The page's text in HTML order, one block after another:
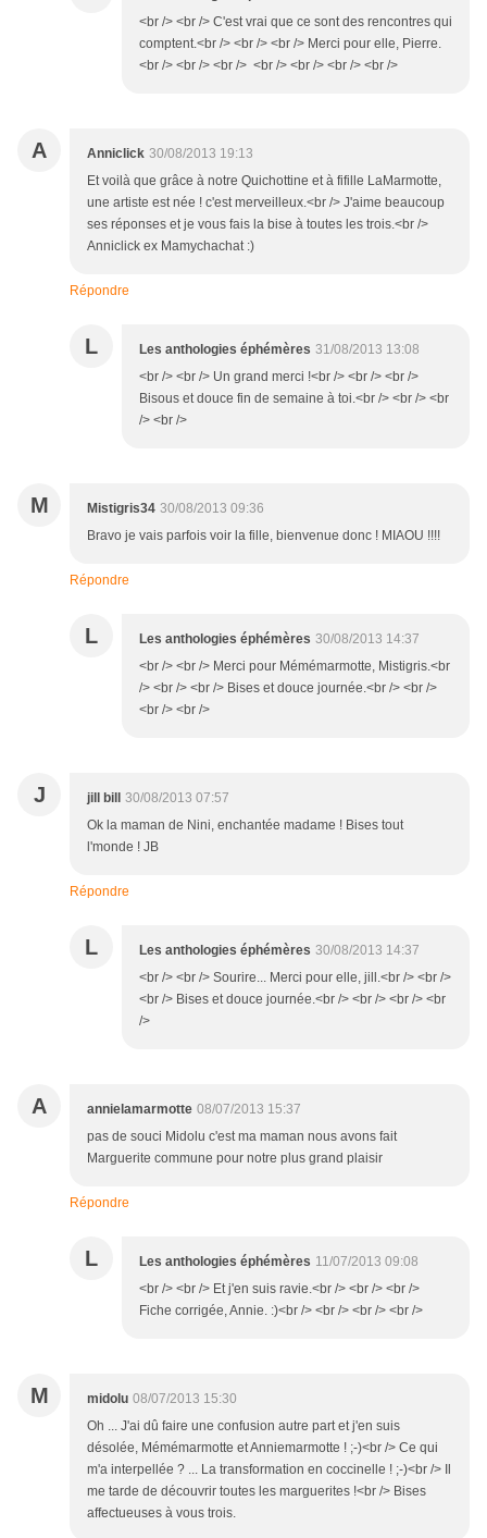
<br /> <br /> C'est vrai que ce sont des rencontres qui
comptent.<br /> <br /> <br /> Merci pour elle, Pierre.
<br /> <br /> <br /> <br /> <br /> <br /> <br />
A Anniclick 30/08/2013 19:13
Et voilà que grâce à notre Quichottine et à fifille LaMarmotte,
une artiste est née ! c'est merveilleux.<br /> J'aime beaucoup
ses réponses et je vous fais la bise à toutes les trois.<br />
Anniclick ex Mamychachat :)
Répondre
L Les anthologies éphémères 31/08/2013 13:08
<br /> <br /> Un grand merci !<br /> <br /> <br />
Bisous et douce fin de semaine à toi.<br /> <br /> <br
/> <br />
M Mistigris34 30/08/2013 09:36
Bravo je vais parfois voir la fille, bienvenue donc ! MIAOU !!!!
Répondre
L Les anthologies éphémères 30/08/2013 14:37
<br /> <br /> Merci pour Mémémarmotte, Mistigris.<br
/> <br /> <br /> Bises et douce journée.<br /> <br />
<br /> <br />
J jill bill
30/08/2013 07:57
Ok la maman de Nini, enchantée madame ! Bises tout
l'monde ! JB
Répondre
L Les anthologies éphémères 30/08/2013 14:37
<br /> <br /> Sourire... Merci pour elle, jill.<br /> <br />
<br /> Bises et douce journée.<br /> <br /> <br /> <br
/>
A annielamarmotte 08/07/2013 15:37
pas de souci Midolu c'est ma maman nous avons fait
Marguerite commune pour notre plus grand plaisir
Répondre
L Les anthologies éphémères 11/07/2013 09:08
<br /> <br /> Et j'en suis ravie.<br /> <br /> <br />
Fiche corrigée, Annie. :)<br /> <br /> <br /> <br />
M midolu 08/07/2013 15:30
Oh ... J'ai dû faire une confusion autre part et j'en suis
désolée, Mémémarmotte et Anniemarmotte ! ;-)<br /> Ce qui
m'a interpellée ? ... La transformation en coccinelle ! ;-)<br /> Il
me tarde de découvrir toutes les marguerites !<br /> Bises
affectueuses à vous trois.